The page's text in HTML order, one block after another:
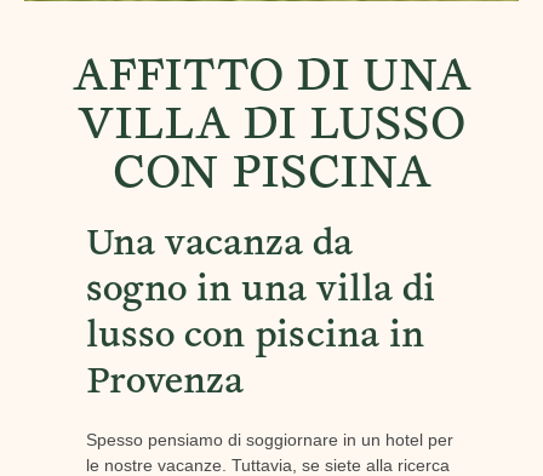
AFFITTO DI UNA
VILLA DI LUSSO
CON PISCINA
Una vacanza da
sogno in una villa di
lusso con piscina in
Provenza
Spesso pensiamo di soggiornare in un hotel per
le nostre vacanze. Tuttavia, se siete alla ricerca